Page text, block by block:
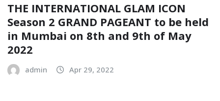
THE INTERNATIONAL GLAM ICON
Season 2 GRAND PAGEANT to be held
in Mumbai on 8th and 9th of May
2022
admin Apr 29, 2022